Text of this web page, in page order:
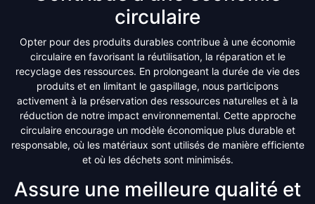
circulaire
Opter pour des produits durables contribue à une économie
circulaire en favorisant la réutilisation, la réparation et le
recyclage des ressources. En prolongeant la durée de vie des
produits et en limitant le gaspillage, nous participons
activement à la préservation des ressources naturelles et à la
réduction de notre impact environnemental. Cette approche
circulaire encourage un modèle économique plus durable et
responsable, où les matériaux sont utilisés de manière efficiente
et où les déchets sont minimisés.
Assure une meilleure qualité et